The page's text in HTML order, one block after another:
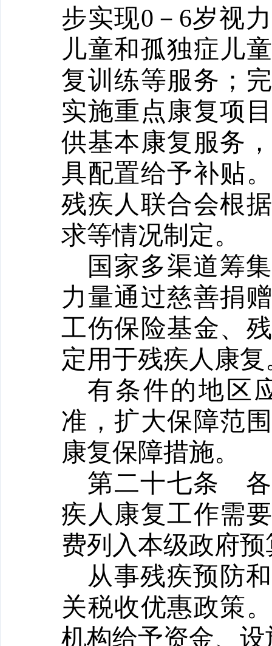
步实现0－6岁视
儿童和孤独症儿
复训练等服务；
实施重点康复项
供基本康复服务
具配置给予补贴
残疾人联合会根
求等情况制定。
国家多渠道筹
力量通过慈善捐
工伤保险基金、
定用于残疾人康复
有条件的地区
准，扩大保障范
康复保障措施。
第二十七条
疾人康复工作需
费列入本级政府预
从事残疾预防
关税收优惠政策
机构给予资金、